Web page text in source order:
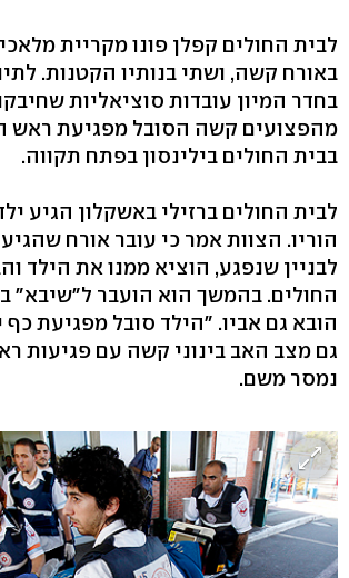
לבית החולים קפלן פונו מקריית
באורח קשה, ושתי בנותיו הקטנות.
בחדר המיון עובדות סוציאליות
מהפצועים קשה הסובל מפגיעת ראש
בבית החולים בילינסון בפתח תקווה.
הוריו. הצוות אמר כי עובר אורח
לבניין שנפגע, הוציא ממנו את הילד
החולים. בהמשך הוא הועבר ל"שיבא"
הובא גם אביו. "הילד סובל מפגיעת כף
גם מצב האב בינוני קשה עם פגיעות
נמסר משם.